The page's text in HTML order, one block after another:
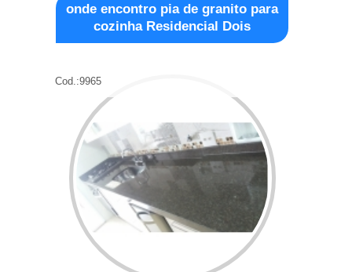
onde encontro pia de granito para
cozinha Residencial Dois
Cod.:9965